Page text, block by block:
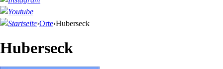
›Orte›Huberseck
Huberseck